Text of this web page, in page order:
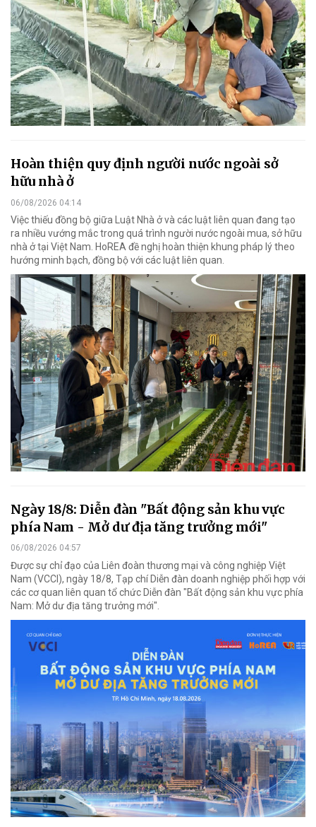
Hoàn thiện quy định người nước ngoài sở
hữu nhà ở
06/08/2026 04:14
Việc thiếu đồng bộ giữa Luật Nhà ở và các luật liên quan đang tạo
ra nhiều vướng mắc trong quá trình người nước ngoài mua, sở hữu
nhà ở tại Việt Nam. HoREA đề nghị hoàn thiện khung pháp lý theo
hướng minh bạch, đồng bộ với các luật liên quan.
Ngày 18/8: Diễn đàn "Bất động sản khu vực
phía Nam - Mở dư địa tăng trưởng mới"
06/08/2026 04:57
Được sự chỉ đạo của Liên đoàn thương mại và công nghiệp Việt
Nam (VCCI), ngày 18/8, Tạp chí Diễn đàn doanh nghiệp phối hợp với
các cơ quan liên quan tổ chức Diễn đàn "Bất động sản khu vực phía
Nam: Mở dư địa tăng trưởng mới".